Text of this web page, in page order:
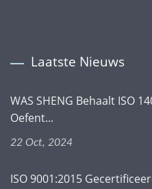
Laatste Nieuws
WAS SHENG Behaalt ISO
Oefent...
22 Oct, 2024
ISO 9001:2015